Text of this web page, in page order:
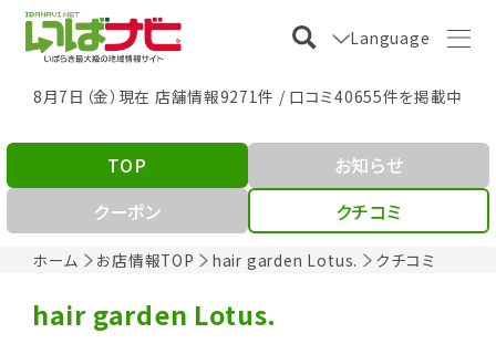
Language
8月7日（金）現在 店舗情報9271件 / 口コミ40655件を掲載中
ホーム お店情報TOP hair garden Lotus. クチコミ
TOP
お知らせ
クーポン
クチコミ
hair garden Lotus.